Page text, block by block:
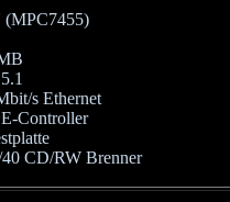
s Ethernet
Controller
CD/RW Brenner